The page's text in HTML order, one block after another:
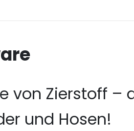
von Zierstoff –
und Hosen!